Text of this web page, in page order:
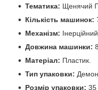
Тематика: Щенячий
Кількість машинок:
Механізм: Інерційний.
Довжина машинки:
Матеріал: Пластик.
Тип упаковки:
Розмір упаковки: 35